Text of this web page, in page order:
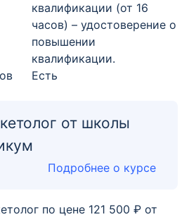
квалификации (от 16
часов) – удостоверение о
повышении
квалификации.
Есть
от школы
Подробнее о курсе
по цене 121 500 ₽ от